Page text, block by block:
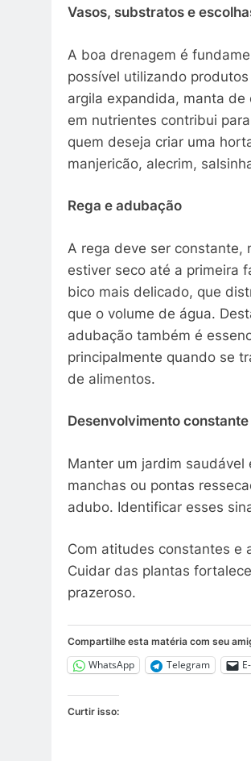
Vasos, substratos e
A boa drenagem é
possível utilizando
argila expandida, manta
em nutrientes contribui
quem deseja criar uma
manjericão, alecrim,
Rega e adubação
A rega deve ser constante,
estiver seco até a primeira
bico mais delicado, que
que o volume de água.
adubação também é
principalmente quando se
de alimentos.
Desenvolvimento constante
Manter um jardim
manchas ou pontas
adubo. Identificar esses
Com atitudes constantes e
Cuidar das plantas
prazeroso.
Compartilhe esta matéria com seu
WhatsApp Telegram
Curtir isso: